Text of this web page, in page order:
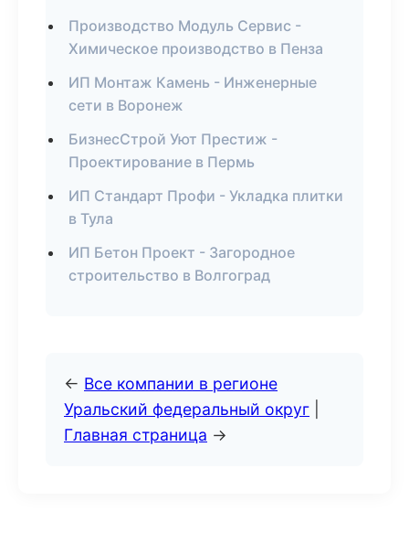
Производство Модуль Сервис -
Химическое производство в Пенза
ИП Монтаж Камень - Инженерные
сети в Воронеж
БизнесСтрой Уют Престиж -
Проектирование в Пермь
ИП Стандарт Профи - Укладка плитки
в Тула
ИП Бетон Проект - Загородное
строительство в Волгоград
← Все компании в регионе
Уральский федеральный округ
Главная страница →